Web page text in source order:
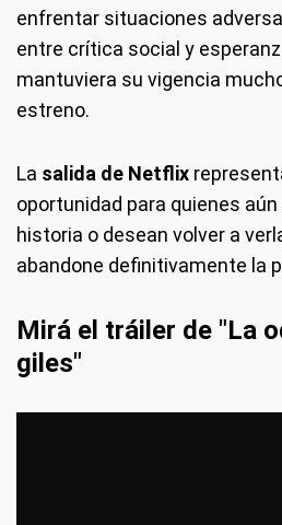
enfrentar situaciones
entre crítica social y
mantuviera su vigencia
estreno.
La salida de Netflix
oportunidad para quienes
historia o desean volver a
abandone definitivamente la
Mirá el tráiler de "La
giles"